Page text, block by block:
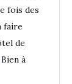
fois des
faire
de
à